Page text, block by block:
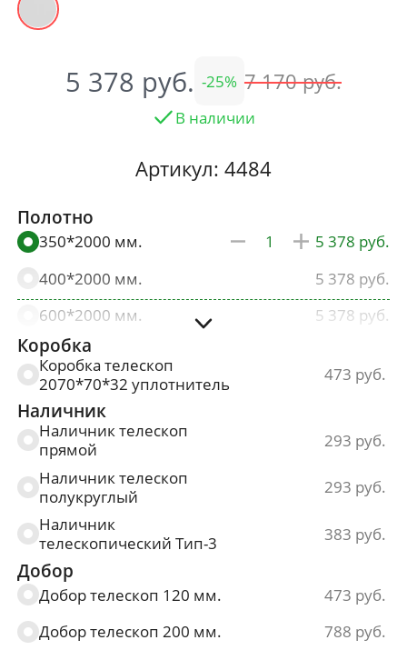
5 378 25 7 170
В наличии
Артикул: 4484
Полотно
350*2000 мм.
5 378
400*2000 мм.
5 378
600*2000 мм.
5 378
700*2000 мм.
800*2000 мм.
900*2000 мм.
Коробка
Коробка телескоп
2070*70*32 уплотнитель
473
Наличник
Наличник телескоп
прямой
293
Наличник телескоп
полукруглый
293
Наличник
телескопический Тип-3
383
Добор
Добор телескоп 120 мм.
473
Добор телескоп 200 мм.
788